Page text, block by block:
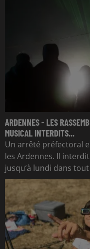
ARDENNES - LES
MUSICAL INTERDITS...
Un arrêté préfectoral
les Ardennes. Il
jusqu’à lundi dans